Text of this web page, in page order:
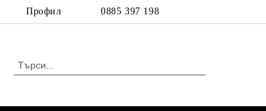
Профил 0885 397 198